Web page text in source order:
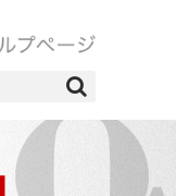
ジ|ネット動画配信サー
のビデオマーケット
ジです。